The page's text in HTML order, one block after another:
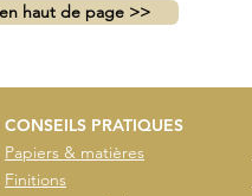
haut de page >>
CONSEILS PRATIQUES
Papiers & matières
Finitions